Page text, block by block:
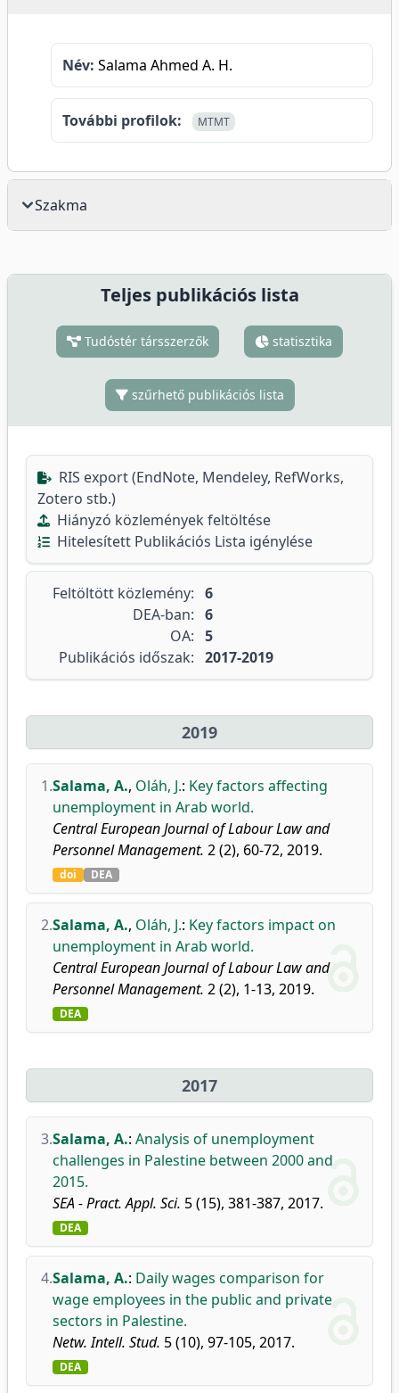
Név: Salama Ahmed A. H.
További profilok: MTMT
Szakma
Teljes publikációs lista
Tudóstér társszerzők statisztika
szűrhető publikációs lista
RIS export (EndNote, Mendeley, RefWorks,
Zotero stb.)
Hiányzó közlemények feltöltése
Hitelesített Publikációs Lista igénylése
Feltöltött közlemény: 6
DEA-ban: 6
OA: 5
Publikációs időszak: 2017-2019
2019
1.Salama, A., Oláh, J.: Key factors affecting
unemployment in Arab world.
Central European Journal of Labour Law and
Personnel Management. 2 (2), 60-72, 2019.
doi DEA
2.Salama, A., Oláh, J.: Key factors impact on
unemployment in Arab world.
Central European Journal of Labour Law and
Personnel Management. 2 (2), 1-13, 2019.
DEA
2017
3.Salama, A.: Analysis of unemployment
challenges in Palestine between 2000 and
2015.
SEA - Pract. Appl. Sci. 5 (15), 381-387, 2017.
DEA
4.Salama, A.: Daily wages comparison for
wage employees in the public and private
sectors in Palestine.
Netw. Intell. Stud. 5 (10), 97-105, 2017.
DEA